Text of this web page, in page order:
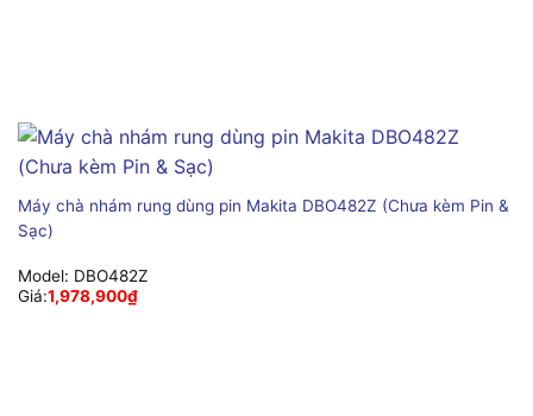
Máy chà nhám rung dùng pin Makita DBO482Z (Chưa kèm Pin &
Sạc)
Model: DBO482Z
Giá:1,978,900₫